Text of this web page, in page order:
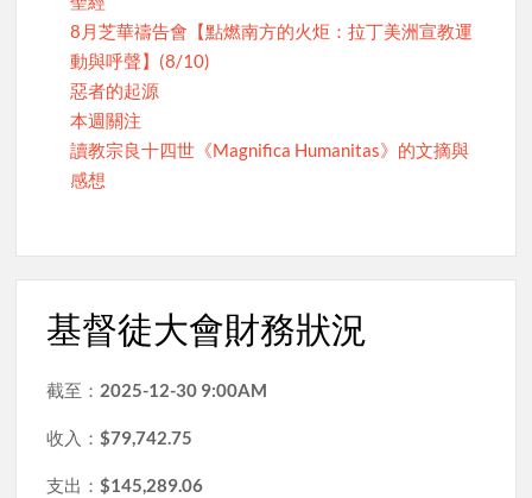
8月芝華禱告會【點燃南方的火炬：拉丁美洲宣教運
動與呼聲】(8/10)
惡者的起源
本週關注
讀教宗良十四世《Magnifica Humanitas》的文摘與
感想
基督徒大會財務狀況
截至： 2025-12-30 9:00AM
收入：$79,742.75
支出：$145,289.06